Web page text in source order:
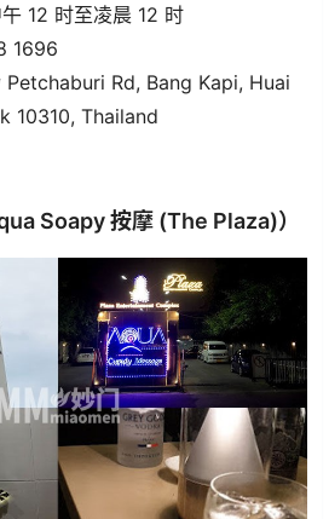
12 时至凌晨 12 时
1696
Rd, Bang Kapi, Huai
10310, Thailand
Soapy 按摩 (The Plaza)）